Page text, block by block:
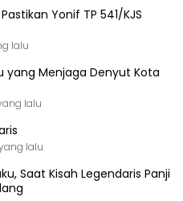
Yonif TP 541/KJS
lalu
yang Menjaga Denyut Kota
lalu
lalu
Saat Kisah Legendaris Panji